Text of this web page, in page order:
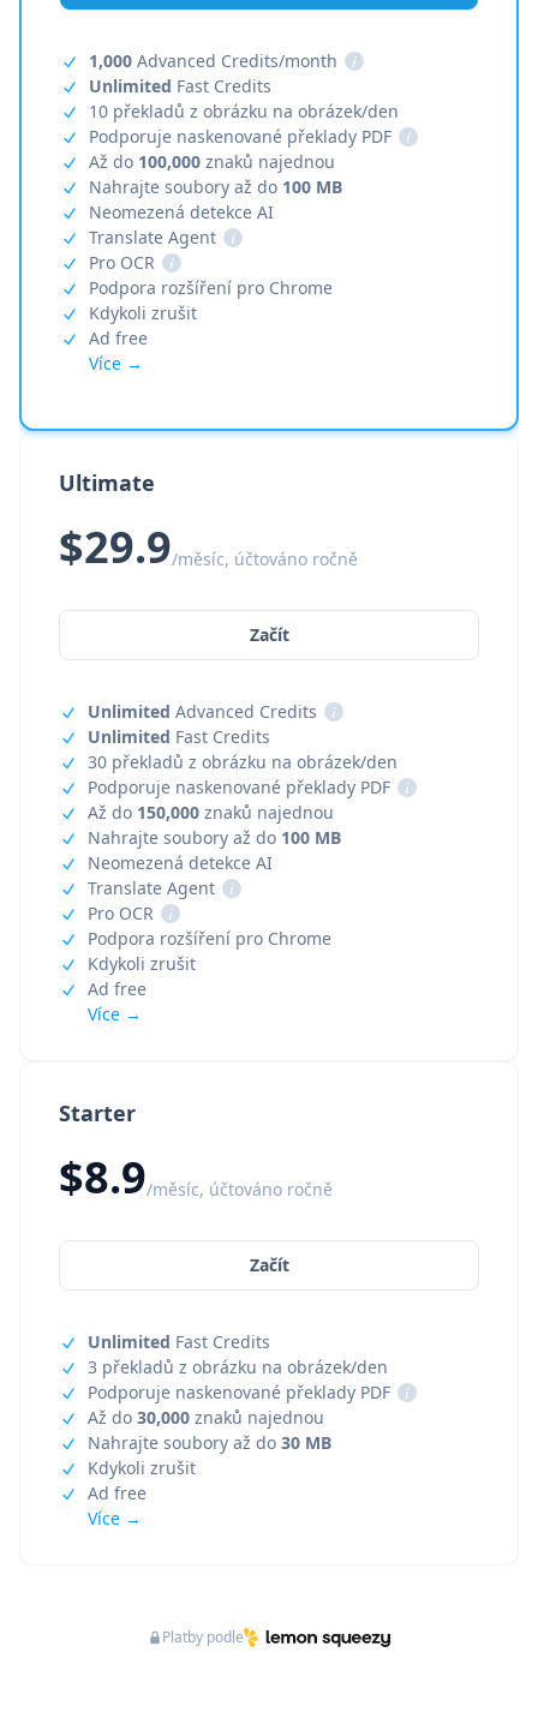
Starter
$8.9/měsíc, účtováno ročně
Začít
Unlimited Fast Credits
3 překladů z obrázku na obrázek/den
Podporuje naskenované překlady PDF
i
Až do 30,000 znaků najednou
Nahrajte soubory až do 30 MB
Kdykoli zrušit
Ad free
Více →
1,000 Advanced Credits/month
i
Unlimited Fast Credits
10 překladů z obrázku na obrázek/den
Podporuje naskenované překlady PDF
i
Až do 100,000 znaků najednou
Nahrajte soubory až do 100 MB
Neomezená detekce AI
Translate Agent
i
Pro OCR
i
Podpora rozšíření pro Chrome
Kdykoli zrušit
Ad free
Více →
Ultimate
$29.9/měsíc, účtováno ročně
Začít
Unlimited Advanced Credits
i
Unlimited Fast Credits
30 překladů z obrázku na obrázek/den
Podporuje naskenované překlady PDF
i
Až do 150,000 znaků najednou
Nahrajte soubory až do 100 MB
Neomezená detekce AI
Translate Agent
i
Pro OCR
i
Podpora rozšíření pro Chrome
Kdykoli zrušit
Ad free
Více →
Platby podle